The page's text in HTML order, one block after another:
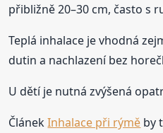
přibližně 20–30 cm, často s
Teplá inhalace je vhodná
dutin a nachlazení bez
U dětí je nutná zvýšená
ČlánekInhalace při rýmě by